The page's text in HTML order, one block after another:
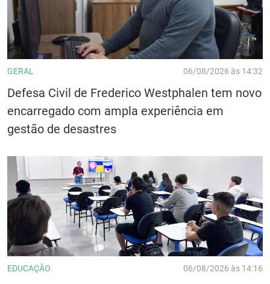
GERAL 06/08/2026 às 14:32
Defesa Civil de Frederico Westphalen tem novo
encarregado com ampla experiência em
gestão de desastres
EDUCAÇÃO 06/08/2026 às 14:16